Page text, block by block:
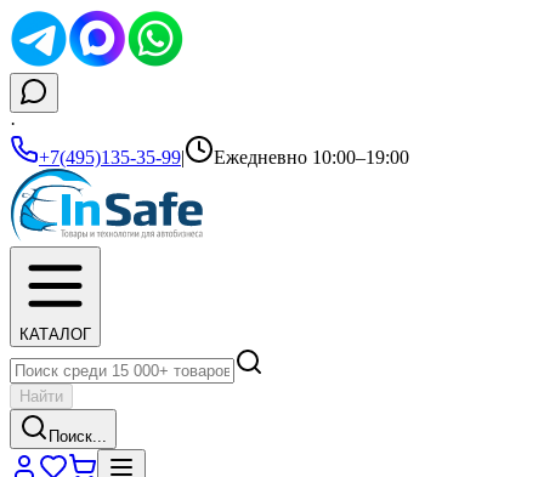
·
+7(495)135-35-99| Ежедневно 10:00–19:00
КАТАЛОГ
Найти
Поиск...